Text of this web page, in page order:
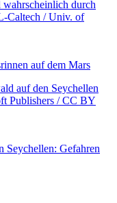
auf dem Mars
Seychellen: Gefahren